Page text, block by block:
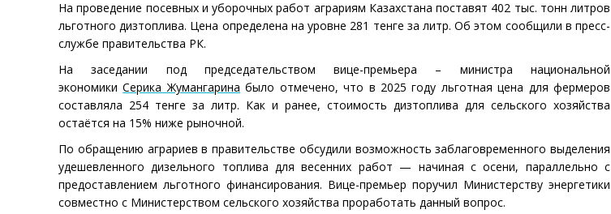
На проведение посевных и уборочных работ аграриям Казахстана поставят 402 тыс. тонн литров
льготного дизтоплива. Цена определена на уровне 281 тенге за литр. Об этом сообщили в пресс-
службе правительства РК.
На заседании под председательством вице-премьера – министра национальной
экономикиСерика Жумангарина было отмечено, что в 2025 году льготная цена для фермеров
составляла 254 тенге за литр. Как и ранее, стоимость дизтоплива для сельского хозяйства
остаётся на 15% ниже рыночной.
По обращению аграриев в правительстве обсудили возможность заблаговременного выделения
удешевленного дизельного топлива для весенних работ — начиная с осени, параллельно с
предоставлением льготного финансирования. Вице-премьер поручил Министерству энергетики
совместно с Министерством сельского хозяйства проработать данный вопрос.